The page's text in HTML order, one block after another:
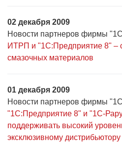
02 декабря 2009
Новости партнеров фирмы
ИТРП и "1С:Предприятие 8" –
смазочных материалов
01 декабря 2009
Новости партнеров фирмы
"1С:Предприятие 8" и "1С-
поддерживать высокий
эксклюзивному